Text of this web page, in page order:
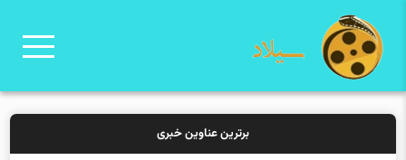
برترین عناوین خبری